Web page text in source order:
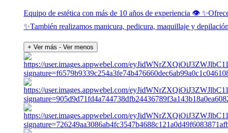
Equipo de estética con más de 10 años de experiencia 👁
✨️También realizamos manicura, pedicura, maquillaje y
+ Ver más - Ver menos